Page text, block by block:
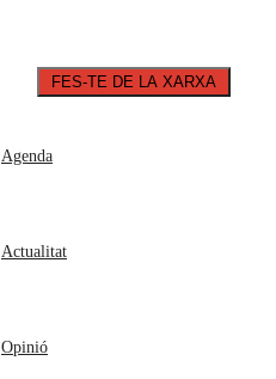
FES-TE DE LA XARXA
Agenda
Actualitat
Opinió